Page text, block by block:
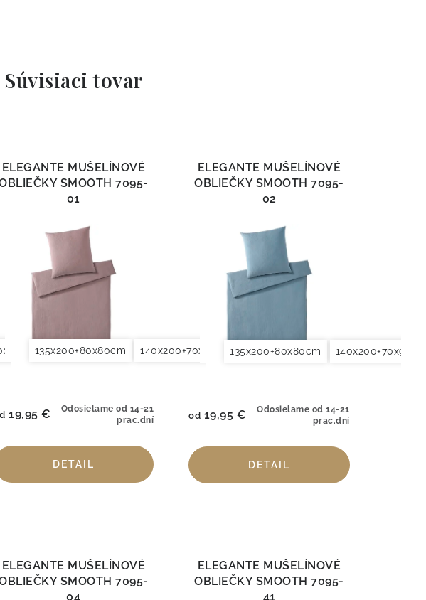
Súvisiaci tovar
140x220+70x90cm 155x200+80x80cm 200x200+2x70x90cm
ELEGANTE MUŠELÍNOVÉ
SMOOTH 7095-
01
135x200+80x80cm 140x200+70x90cm 140x220+70x90cm
Odosielame od 14-21
prac.dní
19,95 €
DETAIL
ELEGANTE MUŠELÍNOVÉ
OBLIEČKY SMOOTH 7095-
02
135x200+80x80cm
Odosielame od 14-21
prac.dní
od 19,95 €
DETAIL
ELEGANTE MUŠELÍNOVÉ
SMOOTH 7095-
04
ELEGANTE MUŠELÍNOVÉ
OBLIEČKY SMOOTH 7095-
41